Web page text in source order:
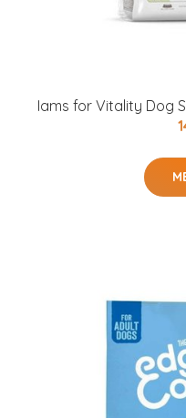
Iams for Vitality Dog